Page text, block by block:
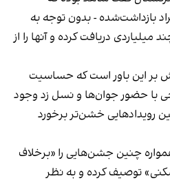
بازداشت‌‌شده - بدون توجه به
دریافت کرده و آنها را از
بر این باور است که حساسیت
با حضور جوان‌ها و نسل زد وجود
رویدادهایی خشن‌تر برخورد
چنین جشن‌هایی را «برخلاف
توصیف کرده و به نظر